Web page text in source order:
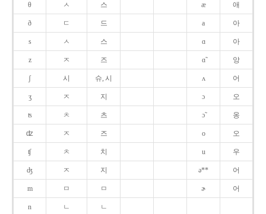
θ ㅅ 스 æ 애
ð ㄷ 드 a 아
s ㅅ 스 ɑ 아
z ㅈ 즈 ɑ̃ 앙
ʃ 시 슈, 시 ʌ 어
ʒ ㅈ 지 ɔ 오
ʦ ㅊ 츠 ɔ̃ 옹
ʣ ㅈ 즈 o 오
ʧ ㅊ 치 u 우
ʤ ㅈ 지 ə** 어
m ㅁ ㅁ ɚ 어
n ㄴ ㄴ